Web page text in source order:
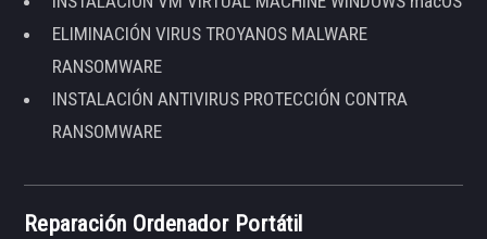
ELIMINACIÓN VIRUS TROYANOS MALWARE
RANSOMWARE
INSTALACIÓN ANTIVIRUS PROTECCIÓN CONTRA
RANSOMWARE
Reparación Ordenador Portátil